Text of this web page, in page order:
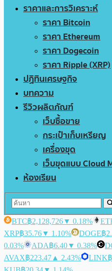
ราคาและการวิเคราะห์
ราคา Bitcoin
ราคา Ethereum
ราคา Dogecoin
ราคา Ripple (XRP)
ปฏิทินเศรษฐกิจ
บทความ
รีวิวผลิตภัณฑ์
เว็บซื้อขาย
กระเป๋าเก็บเหรียญ
เครื่องขุด
เว็บขุดแบบ Cloud
ห้องเรียน
BTC฿2,128,726▼ 0.18%
XRP฿35.76▼ 1.10% DOGE฿
0.03%
ADA฿6.40▼ 0.38%
AVAX฿223.47 ▲ 2.43% LINK